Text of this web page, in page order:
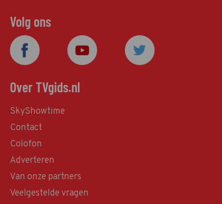
Volg ons
Over TVgids.nl
SkyShowtime
Contact
Colofon
Adverteren
Van onze partners
Veelgestelde vragen